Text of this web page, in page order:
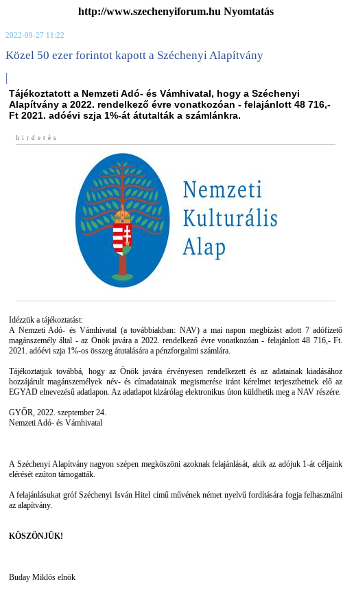
http://www.szechenyiforum.hu Nyomtatás
2022-09-27 11:22
Közel 50 ezer forintot kapott a Széchenyi Alapítvány
|
Tájékoztatott a Nemzeti Adó- és Vámhivatal, hogy a Széchenyi
Alapítvány a 2022. rendelkező évre vonatkozóan - felajánlott 48 716,-
Ft 2021. adóévi szja 1%-át átutalták a számlánkra.
hirdetés
Idézzük a tájékoztatást:
A Nemzeti Adó- és Vámhivatal (a továbbiakban: NAV) a mai napon megbízást adott 7 adófizető
magánszemély által - az Önök javára a 2022. rendelkező évre vonatkozóan - felajánlott 48 716,- Ft.
2021. adóévi szja 1%-os összeg átutalására a pénzforgalmi számlára.
Tájékoztatjuk továbbá, hogy az Önök javára érvényesen rendelkezett és az adatainak kiadásához
hozzájárult magánszemélyek név- és címadatainak megismerése iránt kérelmet terjeszthetnek elő az
EGYAD elnevezésű adatlapon. Az adatlapot kizárólag elektronikus úton küldhetik meg a NAV részére.
GYŐR, 2022. szeptember 24.
Nemzeti Adó- és Vámhivatal
A Széchenyi Alapítvány nagyon szépen megköszöni azoknak felajánlását, akik az adójuk 1-át céljaink
elérését ezúton támogatták.
A felajánlásukat gróf Széchenyi Isván Hitel című művének német nyelvű fordítására fogja felhasználni
az alapítvány.
KÖSZÖNJÜK!
Buday Miklós elnök